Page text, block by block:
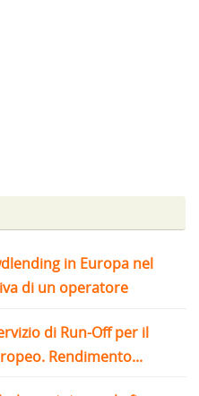
in Europa nel
di un operatore
di Run-Off per il
Rendimento...